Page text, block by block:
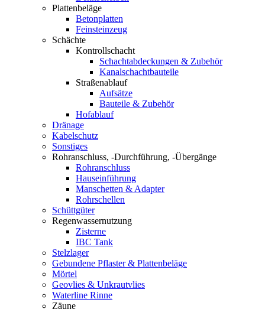
Plattenbeläge
Betonplatten
Feinsteinzeug
Schächte
Kontrollschacht
Schachtabdeckungen & Zubehör
Kanalschachtbauteile
Straßenablauf
Aufsätze
Bauteile & Zubehör
Hofablauf
Dränage
Kabelschutz
Sonstiges
Rohranschluss, -Durchführung, -Übergänge
Rohranschluss
Hauseinführung
Manschetten & Adapter
Rohrschellen
Schüttgüter
Regenwassernutzung
Zisterne
IBC Tank
Stelzlager
Gebundene Pflaster & Plattenbeläge
Mörtel
Geovlies & Unkrautvlies
Waterline Rinne
Zäune